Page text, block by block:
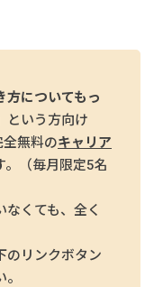
方についてもっ
という方向け
全無料のキャリア
。（毎月限定5名
なくても、全く
のリンクボタン